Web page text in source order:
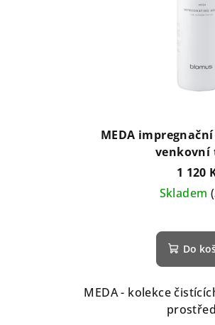
MEDA
venkovní
1 120
Skladem
Do
MEDA - kolekce